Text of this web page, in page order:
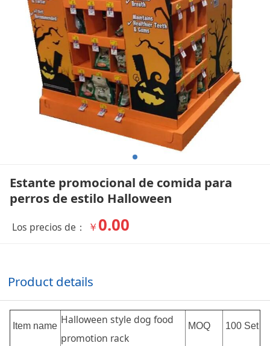
Halloween
Estante promocional de comida para
perros de estilo Halloween
Los precios de： ￥ 0.00
Product details
Item name Halloween style dog food
promotion rack
MOQ 100 Set